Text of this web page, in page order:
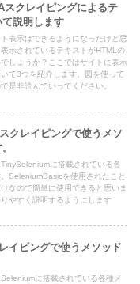
スクレイピングによるテ
説明します
表示はできるようになったけど思
示されているテキストがHTMLの
しょうか？ここではサイトに表示
て3つを紹介します。図を使って
是非読んでいってください。
クレイピングで使うメソ
に搭載されている各
SeleniumBasicを使用されたこと
なので簡単に使用できると思いま
やすく説明するようにします
イピングで使うメソッド
に搭載されている各種メ